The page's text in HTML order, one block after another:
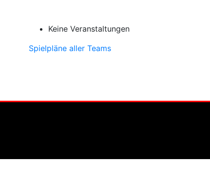
Keine Veranstaltungen
Spielpläne aller Teams